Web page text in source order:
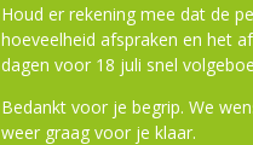
Houd er rekening mee dat de
hoeveelheid afspraken en het
dagen voor 18 juli snel
Bedankt voor je begrip. We
weer graag voor je klaar.